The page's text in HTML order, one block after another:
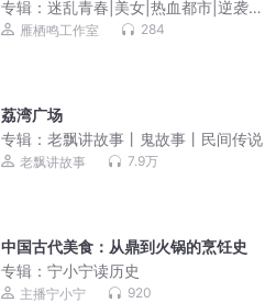
专辑： 迷乱青春|美女|热血都市|逆袭爽
文|精品多人剧
雁栖鸣工作室 284
荔湾广场
专辑： 老飘讲故事丨鬼故事丨民间传说
老飘讲故事 7.9万
中国古代美食：从鼎到火锅的烹饪史
专辑： 宁小宁读历史
主播宁小宁 920